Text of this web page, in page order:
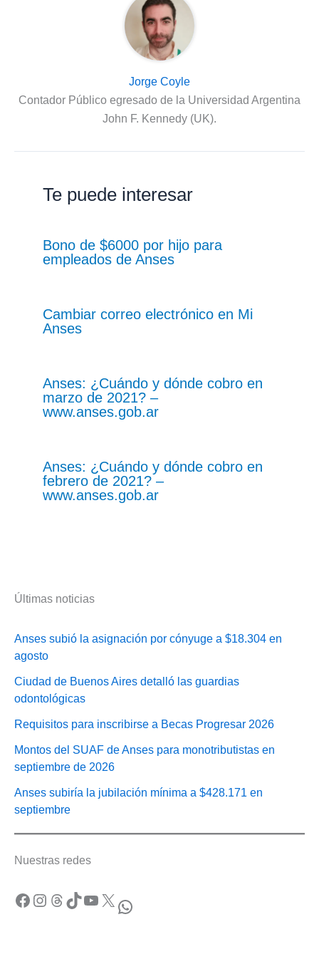
Jorge Coyle
Contador Público egresado de la Universidad Argentina
John F. Kennedy (UK).
Te puede interesar
Bono de $6000 por hijo para
empleados de Anses
Cambiar correo electrónico en Mi
Anses
Anses: ¿Cuándo y dónde cobro en
marzo de 2021? –
www.anses.gob.ar
Anses: ¿Cuándo y dónde cobro en
febrero de 2021? –
www.anses.gob.ar
Últimas noticias
Anses subió la asignación por cónyuge a $18.304 en
agosto
Ciudad de Buenos Aires detalló las guardias
odontológicas
Requisitos para inscribirse a Becas Progresar 2026
Montos del SUAF de Anses para monotributistas en
septiembre de 2026
Anses subiría la jubilación mínima a $428.171 en
septiembre
Nuestras redes
Facebook Instagram Threads TikTok YouTube X WhatsApp